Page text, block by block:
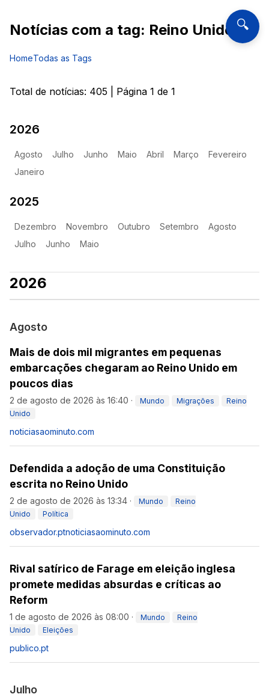
🔍
Notícias com a tag: Reino Unido
HomeTodas as Tags
Total de notícias: 405 | Página 1 de 1
2026
Agosto Julho Junho Maio Abril Março
Fevereiro
Janeiro
2025
Dezembro Novembro Outubro Setembro
Agosto
Julho
Junho Maio
2026
Agosto
Mais de dois mil migrantes em pequenas
embarcações chegaram ao Reino Unido em
poucos dias
2 de agosto de 2026 às 16:40 · Mundo Migrações
Reino
Unido
noticiasaominuto.com
Defendida a adoção de uma Constituição
escrita no Reino Unido
2 de agosto de 2026 às 13:34 · Mundo
Reino
Unido
Política
observador.ptnoticiasaominuto.com
Rival satírico de Farage em eleição inglesa
promete medidas absurdas e críticas ao
Reform
1 de agosto de 2026 às 08:00 · Mundo
Reino
Unido
Eleições
publico.pt
Julho